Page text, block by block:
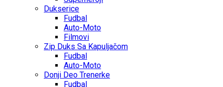
Dukserice
Fudbal
Auto-Moto
Filmovi
Zip Duks Sa Kapuljačom
Fudbal
Auto-Moto
Donji Deo Trenerke
Fudbal